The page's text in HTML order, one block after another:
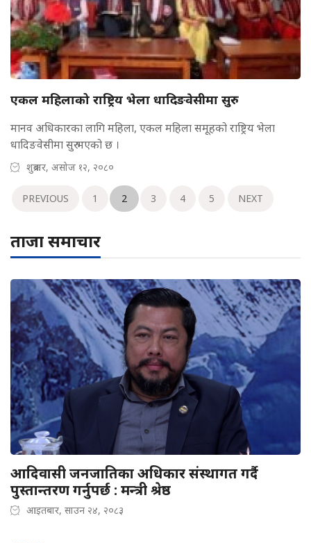
एकल महिलाको राष्ट्रिय भेला धादिङवेसीमा सुरु
मानव अधिकारका लागि महिला, एकल महिला समूहको राष्ट्रिय भेला
धादिङवेसीमा सुरु भएको छ ।
शुक्रबार, असोज १२, २०८०
PREVIOUS 1 2 3 4 5 NEXT
ताजा समाचार
आदिवासी जनजातिका अधिकार संस्थागत गर्दै
पुस्तान्तरण गर्नुपर्छ : मन्त्री श्रेष्ठ
आइतबार, साउन २४, २०८३